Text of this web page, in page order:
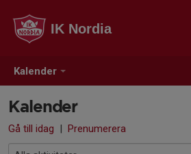
Kalender
IK Nordia
Kalender
Gå till idag | Prenumerera